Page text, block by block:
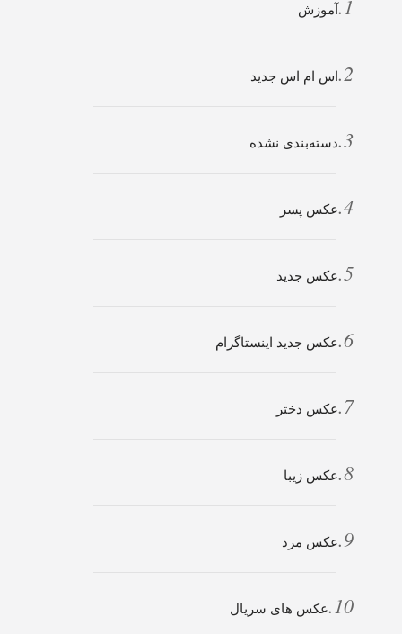
آموزش
اس ام اس جدید
دسته‌بندی نشده
عکس پسر
عکس جدید
عکس جدید اینستاگرام
عکس دختر
عکس زیبا
عکس مرد
عکس های سریال